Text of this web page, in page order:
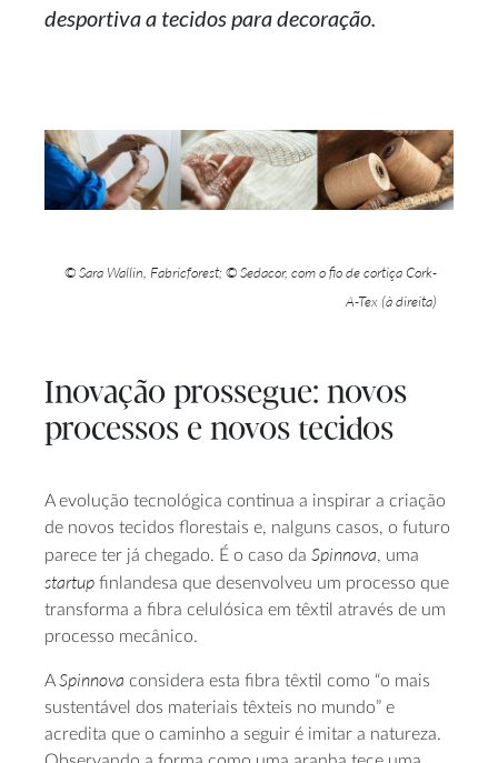
desportiva a tecidos para decoração.
© Sara Wallin, Fabricforest; © Sedacor, com o fio de cortiça Cork-
A-Tex (à direita)
Inovação prossegue: novos
processos e novos tecidos
A evolução tecnológica continua a inspirar a criação
de novos tecidos florestais e, nalguns casos, o futuro
parece ter já chegado. É o caso da Spinnova, uma
startup finlandesa que desenvolveu um processo que
transforma a fibra celulósica em têxtil através de um
processo mecânico.
ASpinnova considera esta fibra têxtil como “o mais
sustentável dos materiais têxteis no mundo” e
acredita que o caminho a seguir é imitar a natureza.